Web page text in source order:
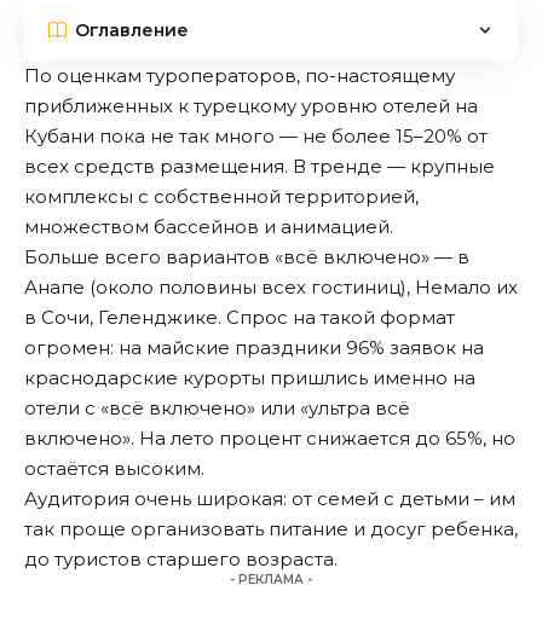
Оглавление
По оценкам туроператоров, по-настоящему
приближенных к турецкому уровню отелей на
Кубани пока не так много — не более 15–20% от
всех средств размещения. В тренде — крупные
комплексы с собственной территорией,
множеством бассейнов и анимацией.
Больше всего вариантов «всё включено» — в
Анапе (около половины всех гостиниц), Немало их
в Сочи, Геленджике. Спрос на такой формат
огромен: на майские праздники 96% заявок на
краснодарские курорты пришлись именно на
отели с «всё включено» или «ультра всё
включено». На лето процент снижается до 65%, но
остаётся высоким.
Аудитория очень широкая: от семей с детьми – им
так проще организовать питание и досуг ребенка,
до туристов старшего возраста.
- РЕКЛАМА -